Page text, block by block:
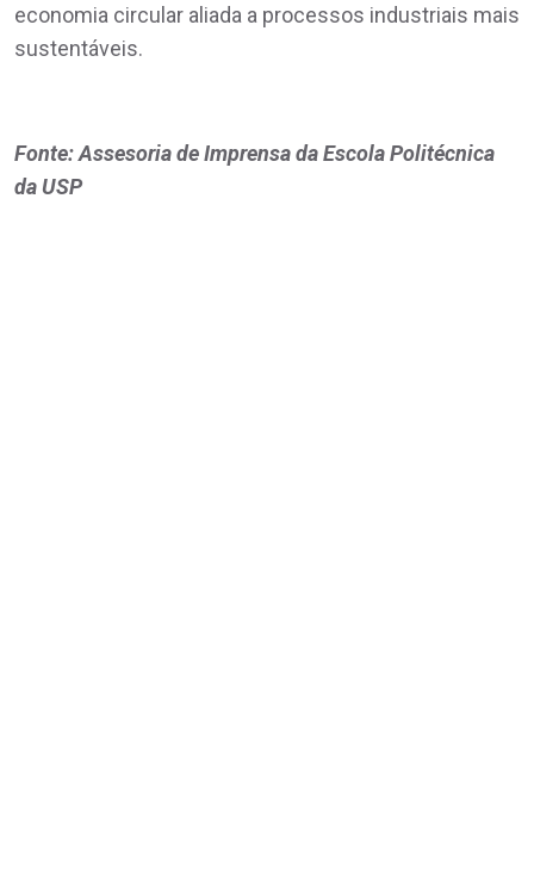
economia circular aliada a processos industriais mais
sustentáveis.
Fonte: Assesoria de Imprensa da Escola Politécnica
da USP